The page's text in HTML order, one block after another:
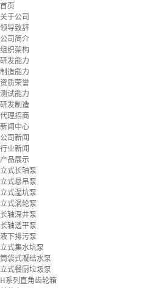
首页
关于公司
领导致辞
公司简介
组织架构
研发能力
制造能力
资质荣誉
测试能力
研发制造
代理招商
新闻中心
公司新闻
行业新闻
产品展示
立式长轴泵
立式悬吊泵
立式湿坑泵
立式涡轮泵
长轴深井泵
长轴透平泵
液下排污泵
立式集水坑泵
筒袋式凝结水泵
立式餐厨垃圾泵
H系列直角齿轮箱